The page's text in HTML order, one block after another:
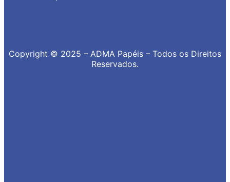
Copyright © 2025 – ADMA Papéis – Todos os Direitos
Reservados.